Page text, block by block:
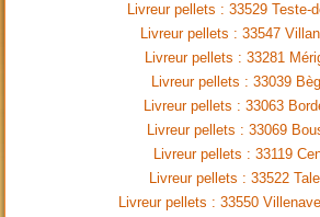
Livreur pellets : 33529 Teste-
Livreur pellets : 33547
Livreur pellets : 33281
Livreur pellets : 33039
Livreur pellets : 33063
Livreur pellets : 33069
Livreur pellets : 33119
Livreur pellets : 33522
Livreur pellets : 33550